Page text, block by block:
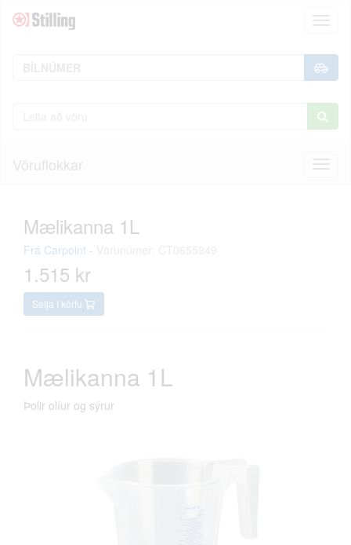
Vöruflokkar
Mælikanna 1L
Frá Carpoint -
1.515 kr
Setja í körfu
Mælikanna 1L
Þolir olíur og sýrur